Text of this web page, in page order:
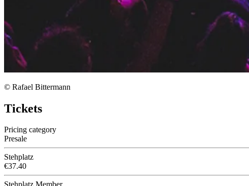
© Rafael Bittermann
Tickets
Pricing category
Presale
Stehplatz
€37.40